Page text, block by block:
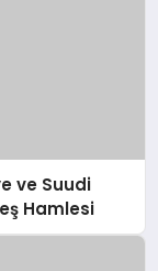
ve Suudi
Hamlesi